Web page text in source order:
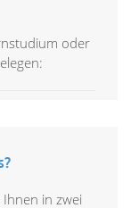
oder
in zwei